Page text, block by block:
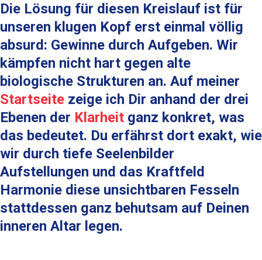
Die Lösung für diesen Kreislauf ist für
unseren klugen Kopf erst einmal völlig
absurd: Gewinne durch Aufgeben. Wir
kämpfen nicht hart gegen alte
biologische Strukturen an. Auf meiner
Startseite zeige ich Dir anhand der drei
Ebenen der Klarheit ganz konkret, was
das bedeutet. Du erfährst dort exakt, wie
wir durch tiefe Seelenbilder
Aufstellungen und das Kraftfeld
Harmonie diese unsichtbaren Fesseln
stattdessen ganz behutsam auf Deinen
inneren Altar legen.